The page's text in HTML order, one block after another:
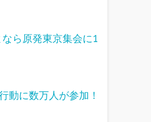
ら原発東京集会に1
動に数万人が参加！